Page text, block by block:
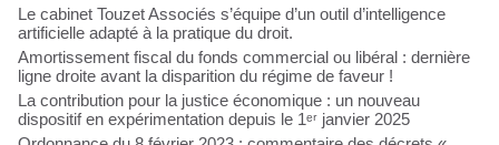
​Le cabinet Touzet Associés s’équipe d’un outil d’intelligence
artificielle adapté à la pratique du droit.
Amortissement fiscal du fonds commercial ou libéral : dernière
ligne droite avant la disparition du régime de faveur !
La contribution pour la justice économique : un nouveau
dispositif en expérimentation depuis le 1ᵉʳ janvier 2025